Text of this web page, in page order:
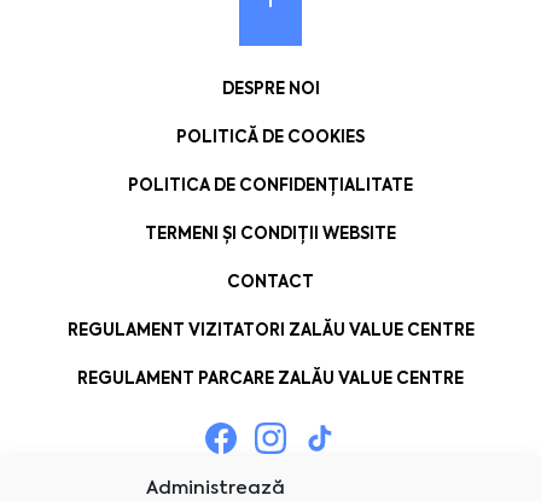
Administrează
DESPRE NOI
POLITICĂ DE COOKIES
POLITICA DE CONFIDENȚIALITATE
TERMENI ȘI CONDIȚII WEBSITE
CONTACT
REGULAMENT VIZITATORI ZALĂU VALUE CENTRE
REGULAMENT PARCARE ZALĂU VALUE CENTRE